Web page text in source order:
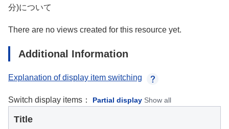
分)について
There are no views created for this resource yet.
Additional Information
Explanation of display item switching
Switch display items： Partial display Show all
Title